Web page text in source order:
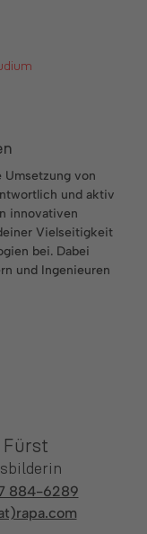
Umsetzung von
und aktiv
innovativen
Vielseitigkeit
bei. Dabei
und Ingenieuren
Fürst
884-6289